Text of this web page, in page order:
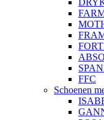
FFC
Schoenen